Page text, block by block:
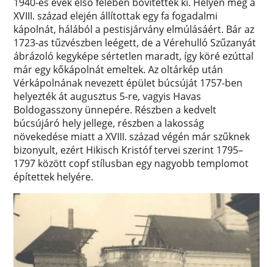
XVIII. század elején állítottak egy fa fogadalmi
kápolnát, hálából a pestisjárvány elmúlásáért. Bár az
1723-as tűzvészben leégett, de a Vérehulló Szűzanyát
ábrázoló kegyképe sértetlen maradt, így köré ezúttal
már egy kőkápolnát emeltek. Az oltárkép után
Vérkápolnának nevezett épület búcsúját 1757-ben
helyezték át augusztus 5-re, vagyis Havas
Boldogasszony ünnepére. Részben a kedvelt
búcsújáró hely jellege, részben a lakosság
növekedése miatt a XVIII. század végén már szűknek
bizonyult, ezért Hikisch Kristóf tervei szerint 1795–
1797 között copf stílusban egy nagyobb templomot
építettek helyére.